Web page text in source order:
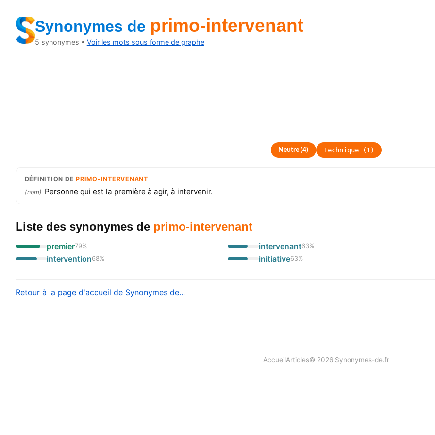
Synonymes de primo-intervenant
5 synonymes • Voir les mots sous forme de graphe
Neutre (4) Technique(1 )
DÉFINITION DEPRIMO-INTERVENANT
(nom) Personne qui est la première à agir, à intervenir.
Liste des synonymes de primo-intervenant
premier79%
intervention68%
intervenant63%
initiative63%
Retour à la page d'accueil de Synonymes de...
AccueilArticles© 2026 Synonymes-de.fr